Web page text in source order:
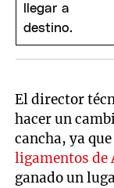
El director
hacer un
cancha, ya
ligamentos de
ganado un